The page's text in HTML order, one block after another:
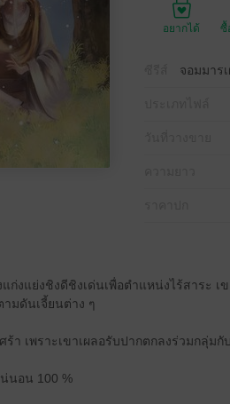
อยากได้ ซื้
จอมมาร
ก่งแย่งชิงดีชิงเด่นเพื่อตำแหน่งไร้สาระ
มดันเจี้ยนต่าง ๆ
า เพราะเขาเผลอรับปากตกลงร่วมกลุ่ม
นอน 100 %